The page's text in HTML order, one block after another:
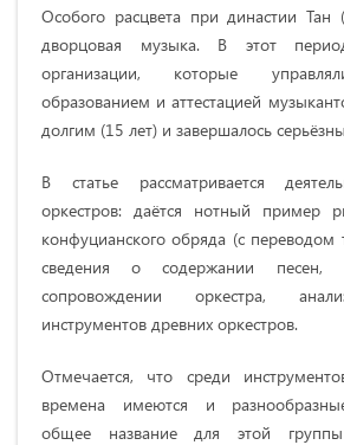
Особого расцвета при династии Тан
дворцовая музыка. В этот
организации, которые
образованием и аттестацией
долгим (15 лет) и завершалось
В статье рассматривается
оркестров: даётся нотный пример
конфуцианского обряда (с переводом
сведения о содержании песен,
сопровождении оркестра,
инструментов древних оркестров.
Отмечается, что среди
времена имеются и
общее название для этой